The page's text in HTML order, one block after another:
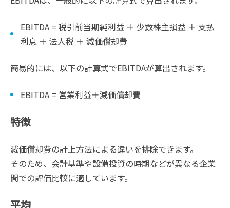
EBITDA = 税引前当期純利益 ＋ 少数株主損益 ＋ 支払
利息 ＋ 法人税 ＋ 減価償却費
簡易的には、以下の計算式でEBITDAが算出されます。
EBITDA = 営業利益＋減価償却費
特徴
減価償却費の計上方法による違いを排除できます。
そのため、会計基準や設備投資の時期などが異なる企業
間での評価比較に適しています。
平均